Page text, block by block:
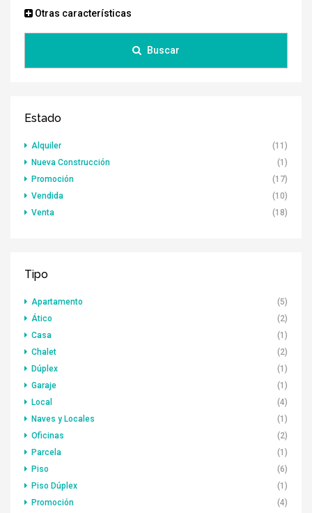
Otras características
Buscar
Estado
Alquiler
(11)
Nueva Construcción
(1)
Promoción
(17)
Vendida
(10)
Venta
(18)
Tipo
Apartamento
(5)
Ático
(2)
Casa
(1)
Chalet
(2)
Dúplex
(1)
Garaje
(1)
Local
(4)
Naves y Locales
(1)
Oficinas
(2)
Parcela
(1)
Piso
(6)
Piso Dúplex
(1)
Promoción
(4)